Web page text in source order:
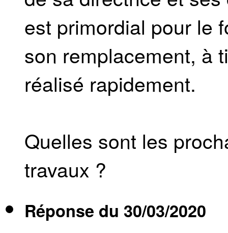
est primordial pour le
son remplacement, à
réalisé rapidement.
Quelles sont les
travaux ?
Réponse du 30/03/2020